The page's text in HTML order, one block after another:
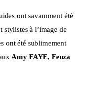
ont savamment été
stylistes à l’image de
ont été sublimement
Amy FAYE, Feuza